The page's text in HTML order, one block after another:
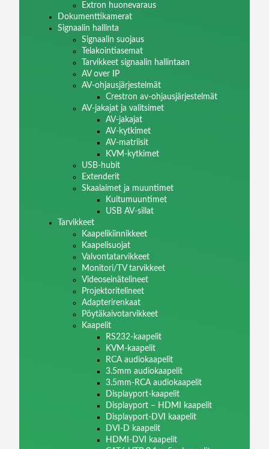
Extron huonevaraus
Dokumenttikamerat
Signaalin hallinta
Signaalin suojaus
Telakointiasemat
Tarvikkeet signaalin hallintaan
AV over IP
AV-ohjausjärjestelmät
Crestron av-ohjausjärjestelmät
AV-jakajat ja valitsimet
AV-jakajat
AV-kytkimet
AV-matriisit
KVM-kytkimet
USB-hubit
Extenderit
Skaalaimet ja muuntimet
Kuitumuuntimet
USB AV-sillat
Tarvikkeet
Kaapelikiinnikkeet
Kaapelisuojat
Valvontatarvikkeet
Monitori/TV tarvikkeet
Videoseinätelineet
Projektoritelineet
Adapterirenkaat
Pöytäkaivotarvikkeet
Kaapelit
RS232-kaapelit
KVM-kaapelit
RCA audiokaapelit
3.5mm audiokaapelit
3.5mm-RCA audiokaapelit
Displayport-kaapelit
Displayport – HDMI kaapelit
Displayport-DVI kaapelit
DVI-D kaapelit
HDMI-DVI kaapelit